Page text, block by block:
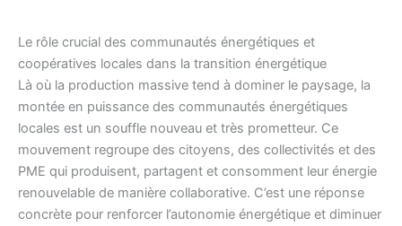
Le rôle crucial des communautés énergétiques et
coopératives locales dans la transition énergétique
Là où la production massive tend à dominer le paysage, la
montée en puissance des communautés énergétiques
locales est un souffle nouveau et très prometteur. Ce
mouvement regroupe des citoyens, des collectivités et des
PME qui produisent, partagent et consomment leur énergie
renouvelable de manière collaborative. C’est une réponse
concrète pour renforcer l’autonomie énergétique et diminuer